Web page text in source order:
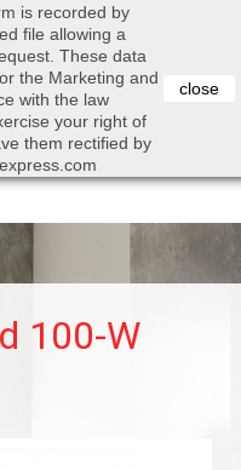

Search
100-W
is recorded by
file allowing a
These data
the Marketing and
with the law
your right of
them rectified by
close